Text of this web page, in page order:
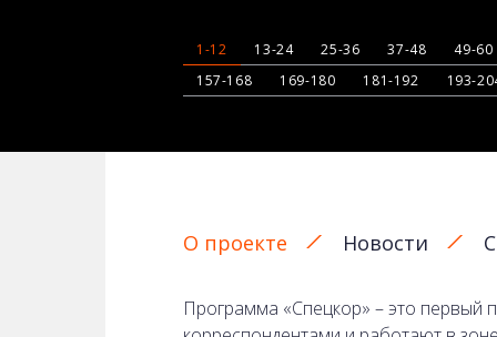
1-12 13-24 25-36 37-48 49-60
157-168
169-180 181-192 193-
О проекте Новости
Программа «Спецкор» – это первый